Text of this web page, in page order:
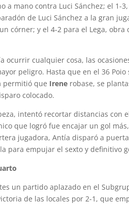
a mano contra Luci Sánchez; el 1-
de Luci Sánchez a la gran
córner; y el 4-2 para el Lega, obra
ocurrir cualquier cosa, las
peligro. Hasta que en el 36
permitió que Irene robase, se
colocado.
intentó recortar distancias
que logró fue encajar un gol
jugadora, Antía disparó a
para empujar el sexto y definitivo
un partido aplazado en el
de las locales por 2-1, que